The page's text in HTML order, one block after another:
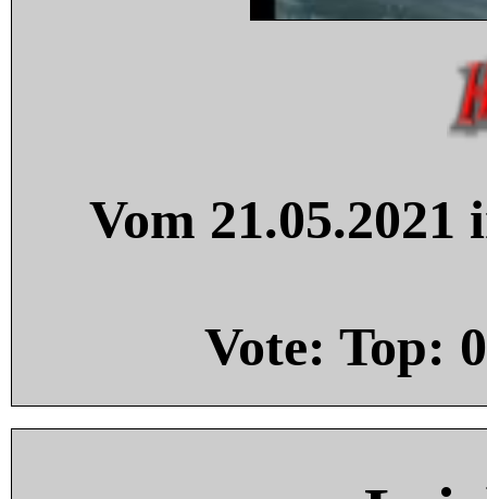
Vom
Vote: Top: 0